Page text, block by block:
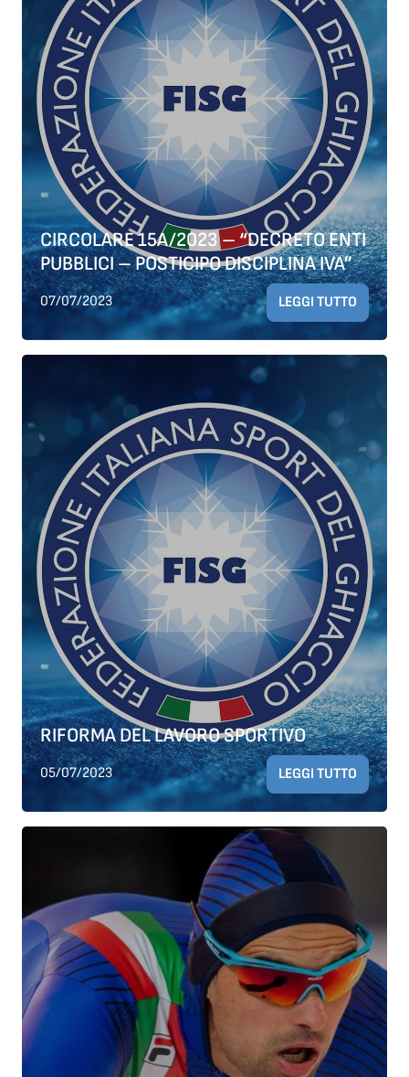
CIRCOLARE 15A/2023 – “DECRETO ENTI
PUBBLICI – POSTICIPO DISCIPLINA IVA”
07/07/2023 LEGGI TUTTO
RIFORMA DEL LAVORO SPORTIVO
05/07/2023 LEGGI TUTTO